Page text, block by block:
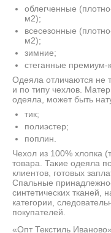
облегченные
м2);
всесезонные
м2);
зимние;
стеганные премиум-
Одеяла отличаются не
и по типу чехлов.
одеяла, может быть
тик;
полиэстер;
поплин.
Чехол из 100% хлопка
товара. Такие одеяла
клиентов, готовых
Спальные
синтетических тканей,
категории,
покупателей.
«Опт Текстиль Иваново